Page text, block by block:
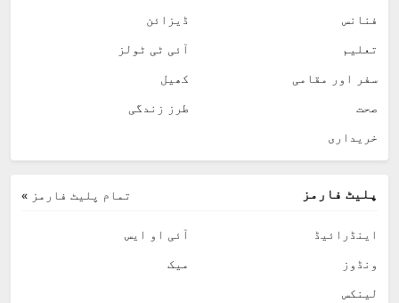
فنانس
ڈیزائن
تعلیم
آئی ٹی ٹولز
سفر اور مقامی
کھیل
صحت
طرز زندگی
خریداری
تمام پلیٹ فارمز » پلیٹ فارمز
اینڈرائیڈ
آئی او ایس
ونڈوز
میک
لینکس